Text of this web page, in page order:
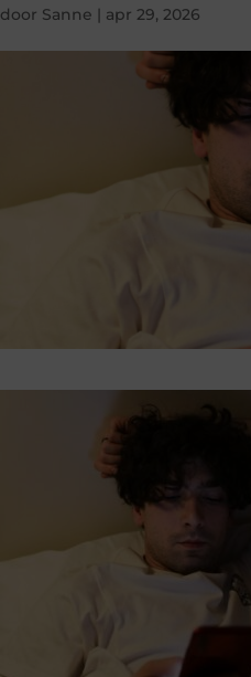
door Sanne | apr 29, 2026